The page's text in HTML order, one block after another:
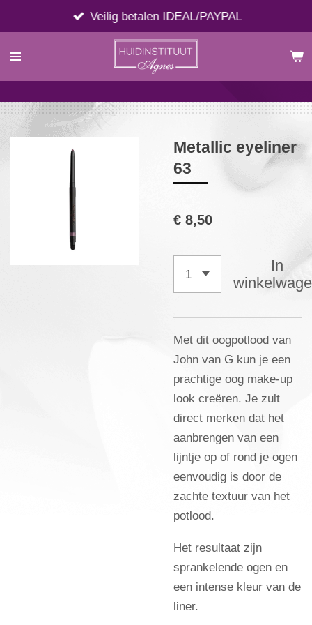
direct
naar
Veilig betalen IDEAL/PAYPAL
Metallic eyeliner
63
€ 8,50
In
Met dit oogpotlood van
John van G kun je een
prachtige oog make-up
look creëren. Je zult
direct merken dat het
aanbrengen van een
lijntje op of rond je ogen
eenvoudig is door de
zachte textuur van het
potlood.
Het resultaat zijn
sprankelende ogen en
een intense kleur van de
liner.